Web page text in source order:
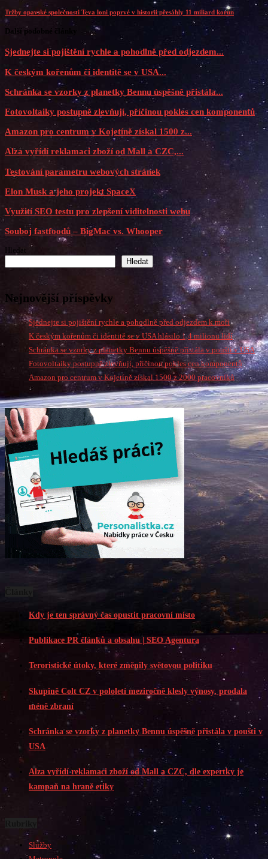
Tržby opavské společnosti Teva loni poprvé v historii přesáhly 11 miliard korun
Další podobné články
Sjednejte si pojištění rychle a pohodlně před odjezdem...
K českým kořenům či identitě se v USA...
Schránka se vzorky z planetky Bennu úspěšně přistála...
Fotovoltaiky postupně zlevňují, příčinou pokles cen komponentů
Amazon pro centrum v Kojetíně získal 1500 z...
Alza vyřídí reklamaci zboží od Mall a CZC,...
Testování parametru webových stránek
Elon Musk a jeho projekt SpaceX
Využití SEO testu pro zlepšení viditelnosti webu
Souboj fastfoodů – BigMac vs. Whooper
Hledat
Hledat
Nejnovější příspěvky
Sjednejte si pojištění rychle a pohodlně před odjezdem k moři
K českým kořenům či identitě se v USA hlásilo 1,4 milionu lidí
Schránka se vzorky z planetky Bennu úspěšně přistála v poušti v USA
Fotovoltaiky postupně zlevňují, příčinou pokles cen komponentů
Amazon pro centrum v Kojetíně získal 1500 z 2000 pracovníků
Kdy je ten správný čas opustit pracovní místo
Publikace PR článků a obsahu | SEO Agentura
Teroristické útoky, které změnily světovou politiku
Skupině Colt CZ v pololetí meziročně klesly výnosy, prodala
méně zbraní
Schránka se vzorky z planetky Bennu úspěšně přistála v poušti v
USA
Alza vyřídí reklamaci zboží od Mall a CZC, dle expertky je
kampaň na hraně etiky
Služby